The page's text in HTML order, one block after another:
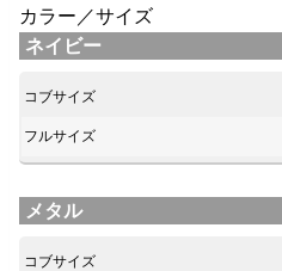
カラー／サイズ
ネイビー
コブサイズ
フルサイズ
メタル
コブサイズ